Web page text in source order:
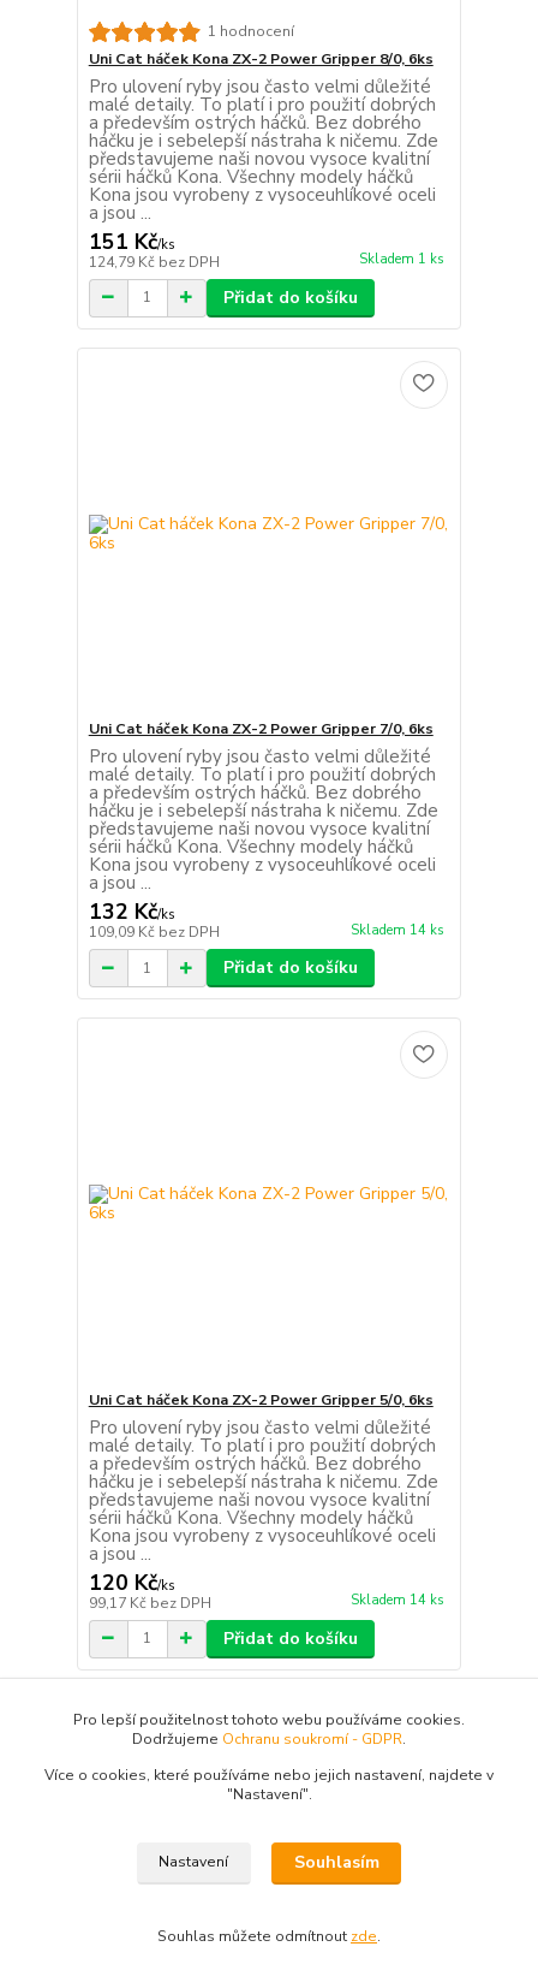
1 hodnocení
Uni Cat háček Kona ZX-2 Power Gripper 8/0, 6ks
Pro ulovení ryby jsou často velmi důležité
malé detaily. To platí i pro použití dobrých
a především ostrých háčků. Bez dobrého
háčku je i sebelepší nástraha k ničemu. Zde
představujeme naši novou vysoce kvalitní
sérii háčků Kona. Všechny modely háčků
Kona jsou vyrobeny z vysoceuhlíkové oceli
a jsou ...
151 Kč/ks
124,79 Kč bez DPH Skladem 1 ks
Přidat do košíku
Uni Cat háček Kona ZX-2 Power Gripper 7/0, 6ks
Pro ulovení ryby jsou často velmi důležité
malé detaily. To platí i pro použití dobrých
a především ostrých háčků. Bez dobrého
háčku je i sebelepší nástraha k ničemu. Zde
představujeme naši novou vysoce kvalitní
sérii háčků Kona. Všechny modely háčků
Kona jsou vyrobeny z vysoceuhlíkové oceli
a jsou ...
132 Kč/ks
109,09 Kč bez DPH Skladem 14 ks
Přidat do košíku
Uni Cat háček Kona ZX-2 Power Gripper 5/0, 6ks
Pro ulovení ryby jsou často velmi důležité
malé detaily. To platí i pro použití dobrých
a především ostrých háčků. Bez dobrého
háčku je i sebelepší nástraha k ničemu. Zde
představujeme naši novou vysoce kvalitní
sérii háčků Kona. Všechny modely háčků
Kona jsou vyrobeny z vysoceuhlíkové oceli
a jsou ...
120 Kč/ks
99,17 Kč bez DPH Skladem 14 ks
Přidat do košíku
Pro lepší použitelnost tohoto webu používáme cookies.
Dodržujeme Ochranu soukromí - GDPR.
Více o cookies, které používáme nebo jejich nastavení, najdete v
"Nastavení".
Nastavení Souhlasím
Souhlas můžete odmítnout zde.